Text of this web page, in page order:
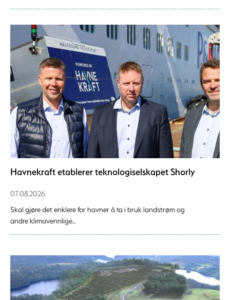
Havnekraft etablerer teknologiselskapet Shorly
07.08.2026
Skal gjøre det enklere for havner å ta i bruk landstrøm og
andre klimavennlige...